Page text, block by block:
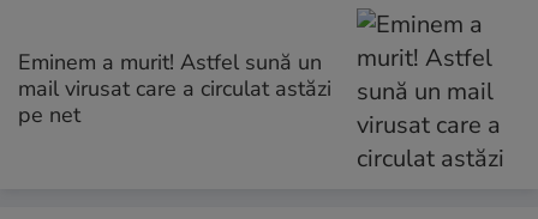
Eminem a murit! Astfel sună un
mail virusat care a circulat astăzi
pe net